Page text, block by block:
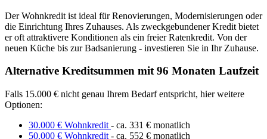
Der Wohnkredit ist ideal für Renovierungen, Modernisierungen oder
die Einrichtung Ihres Zuhauses. Als zweckgebundener Kredit bietet
er oft attraktivere Konditionen als ein freier Ratenkredit. Von der
neuen Küche bis zur Badsanierung - investieren Sie in Ihr Zuhause.
Alternative Kreditsummen mit 96 Monaten Laufzeit
Falls 15.000 € nicht genau Ihrem Bedarf entspricht, hier weitere
Optionen:
30.000 € Wohnkredit - ca. 331 € monatlich
50.000 € Wohnkredit - ca. 552 € monatlich